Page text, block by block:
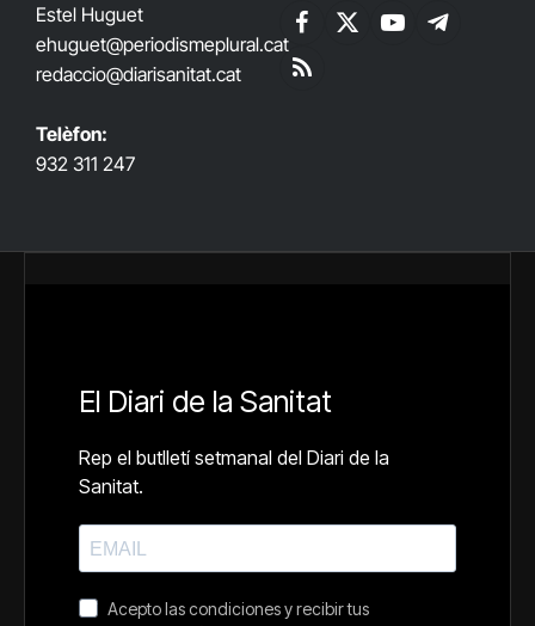
Estel Huguet
ehuguet@periodismeplural.cat
redaccio@diarisanitat.cat
Telèfon:
932 311 247
Facebook
X
YouTubeTelegram
RSS